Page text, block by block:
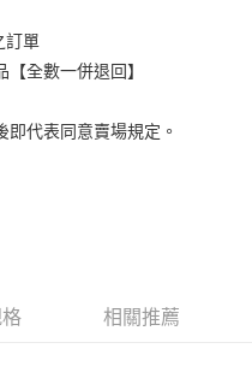
華泰商業銀行
遠東國際商業銀行
星展（台灣）商業銀行
、繳款截止日，確認付款後即完
訂單
全數一併退回】
代表同意賣場規定。
相關推薦